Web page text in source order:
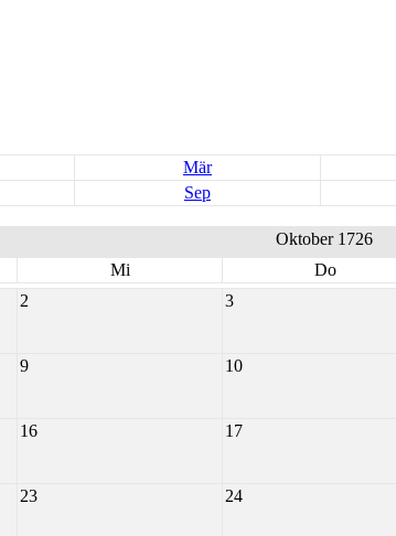
Mär
Sep
Oktober 1726
Mi Do
2 3
9 10
16 17
23 24